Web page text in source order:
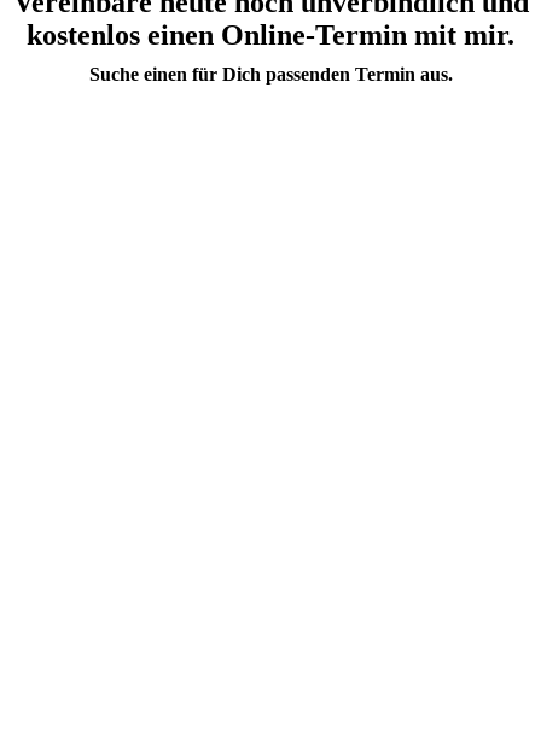
kostenlos einen Online-Termin mit mir.
Suche einen für Dich passenden Termin aus.